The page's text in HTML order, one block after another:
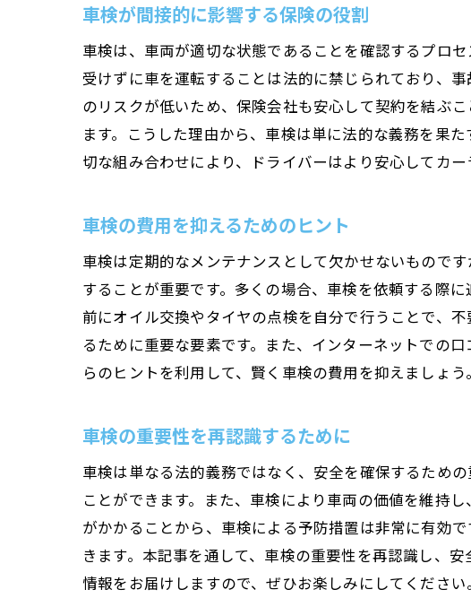
車検が間接的に影響する保険の役割
車検は、車両が適切な状態であることを確認するプロ
受けずに車を運転することは法的に禁じられており、
のリスクが低いため、保険会社も安心して契約を結ぶ
ます。こうした理由から、車検は単に法的な義務を果
切な組み合わせにより、ドライバーはより安心してカー
車検の費用を抑えるためのヒント
車検は定期的なメンテナンスとして欠かせないもので
することが重要です。多くの場合、車検を依頼する際
前にオイル交換やタイヤの点検を自分で行うことで、
るために重要な要素です。また、インターネットでの
らのヒントを利用して、賢く車検の費用を抑えましょう。
車検の重要性を再認識するために
車検は単なる法的義務ではなく、安全を確保するため
ことができます。また、車検により車両の価値を維持
がかかることから、車検による予防措置は非常に有効
きます。本記事を通して、車検の重要性を再認識し、
情報をお届けしますので、ぜひお楽しみにしてください。